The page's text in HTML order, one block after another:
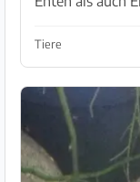
riesige
bereinigen das
Tiere